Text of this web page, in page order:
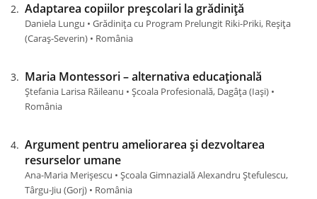
Adaptarea copiilor preșcolari la grădiniță
Daniela Lungu • Grădinița cu Program Prelungit Riki-Priki, Reșița
(Caraş-Severin) • România
Maria Montessori – alternativa educațională
Ștefania Larisa Răileanu • Școala Profesională, Dagâța (Iaşi) •
România
Argument pentru ameliorarea și dezvoltarea
resurselor umane
Ana-Maria Merișescu • Școala Gimnazială Alexandru Ștefulescu,
Târgu-Jiu (Gorj) • România